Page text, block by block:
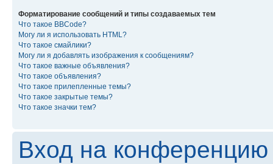
Форматирование сообщений и типы создаваемых тем
Что такое BBCode?
Могу ли я использовать HTML?
Что такое смайлики?
Могу ли я добавлять изображения к сообщениям?
Что такое важные объявления?
Что такое объявления?
Что такое прилепленные темы?
Что такое закрытые темы?
Что такое значки тем?
Вход на конференцию